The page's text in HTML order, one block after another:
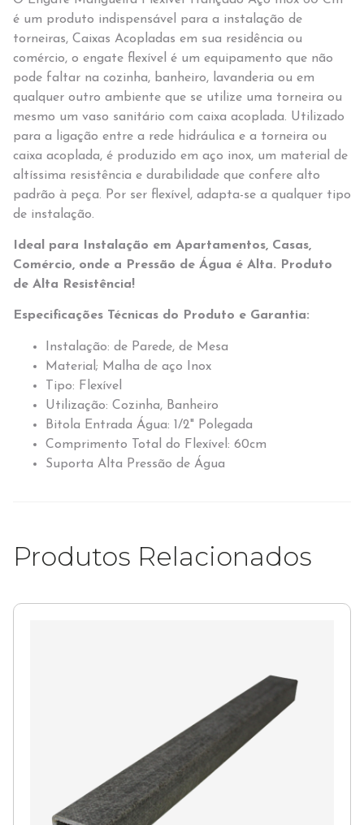
é um produto indispensável para a instalação de
torneiras, Caixas Acopladas em sua residência ou
comércio, o engate flexível é um equipamento que não
pode faltar na cozinha, banheiro, lavanderia ou em
qualquer outro ambiente que se utilize uma torneira ou
mesmo um vaso sanitário com caixa acoplada. Utilizado
para a ligação entre a rede hidráulica e a torneira ou
caixa acoplada, é produzido em aço inox, um material de
altíssima resistência e durabilidade que confere alto
padrão à peça. Por ser flexível, adapta-se a qualquer tipo
de instalação.
Ideal para Instalação em Apartamentos, Casas,
Comércio, onde a Pressão de Água é Alta. Produto
de Alta Resistência!
Especificações Técnicas do Produto e Garantia:
Instalação: de Parede, de Mesa
Material; Malha de aço Inox
Tipo: Flexível
Utilização: Cozinha, Banheiro
Bitola Entrada Água: 1/2" Polegada
Comprimento Total do Flexível: 60cm
Suporta Alta Pressão de Água
Produtos Relacionados